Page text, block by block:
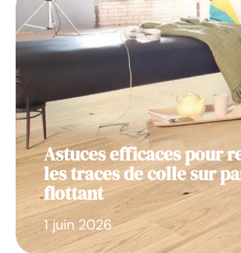
Astuces efficaces pour
les traces de colle sur
flottant
1 juin 2026